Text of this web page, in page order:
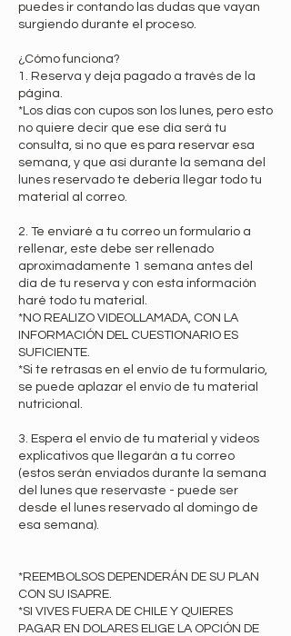
puedes ir contando las dudas que vayan
surgiendo durante el proceso.
¿Cómo funciona?
1. Reserva y deja pagado a través de la
página.
*Los días con cupos son los lunes, pero esto
no quiere decir que ese día será tu
consulta, si no que es para reservar esa
semana, y que así durante la semana del
lunes reservado te debería llegar todo tu
material al correo.
2. Te enviaré a tu correo un formulario a
rellenar, este debe ser rellenado
aproximadamente 1 semana antes del
día de tu reserva y con esta información
haré todo tu material.
*NO REALIZO VIDEOLLAMADA, CON LA
INFORMACIÓN DEL CUESTIONARIO ES
SUFICIENTE.
*Si te retrasas en el envío de tu formulario,
se puede aplazar el envío de tu material
nutricional.
3. Espera el envío de tu material y videos
explicativos que llegarán a tu correo
(estos serán enviados durante la semana
del lunes que reservaste - puede ser
desde el lunes reservado al domingo de
esa semana).
*REEMBOLSOS DEPENDERÁN DE SU PLAN
CON SU ISAPRE.
*SI VIVES FUERA DE CHILE Y QUIERES
PAGAR EN DOLARES ELIGE LA OPCIÓN DE